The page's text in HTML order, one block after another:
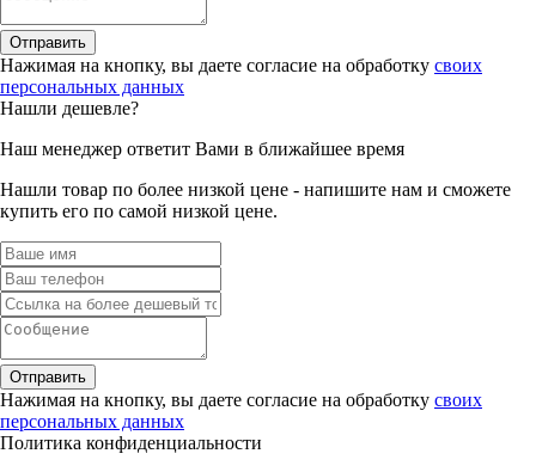
Отправить
Нажимая на кнопку, вы даете согласие на обработку своих
персональных данных
Нашли дешевле?
Наш менеджер ответит Вами в ближайшее время
Нашли товар по более низкой цене - напишите нам и сможете
купить его по самой низкой цене.
Отправить
Нажимая на кнопку, вы даете согласие на обработку своих
персональных данных
Политика конфиденциальности